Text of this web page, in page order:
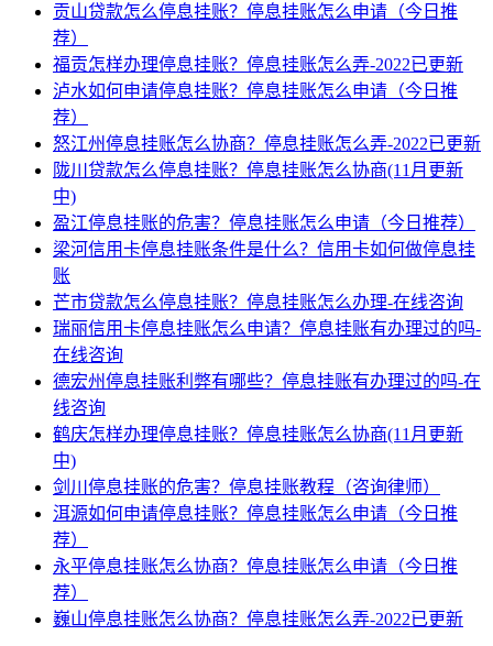
贡山贷款怎么停息挂账？停息挂账怎么申请（今日推
荐）
福贡怎样办理停息挂账？停息挂账怎么弄-2022已更新
泸水如何申请停息挂账？停息挂账怎么申请（今日推
荐）
怒江州停息挂账怎么协商？停息挂账怎么弄-2022已更新
陇川贷款怎么停息挂账？停息挂账怎么协商(11月更新
中)
盈江停息挂账的危害？停息挂账怎么申请（今日推荐）
梁河信用卡停息挂账条件是什么？信用卡如何做停息挂
账
芒市贷款怎么停息挂账？停息挂账怎么办理-在线咨询
瑞丽信用卡停息挂账怎么申请？停息挂账有办理过的吗-
在线咨询
德宏州停息挂账利弊有哪些？停息挂账有办理过的吗-在
线咨询
鹤庆怎样办理停息挂账？停息挂账怎么协商(11月更新
中)
剑川停息挂账的危害？停息挂账教程（咨询律师）
洱源如何申请停息挂账？停息挂账怎么申请（今日推
荐）
永平停息挂账怎么协商？停息挂账怎么申请（今日推
荐）
巍山停息挂账怎么协商？停息挂账怎么弄-2022已更新